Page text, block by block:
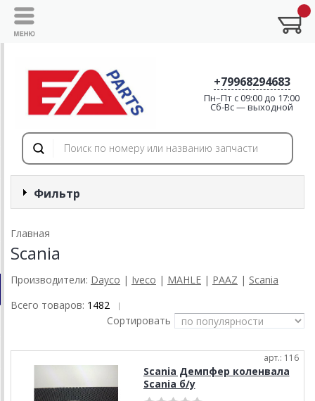
+79968294683
Пн–Пт с 09:00 до 17:00
Cб-Вс — выходной
Фильтр
Главная
Scania
Производители: Dayco | Iveco | MAHLE | PAAZ | Scania
Всего товаров: 1482 |
Сортировать
арт.: 116
Scania Демпфер коленвала
Scania б/у